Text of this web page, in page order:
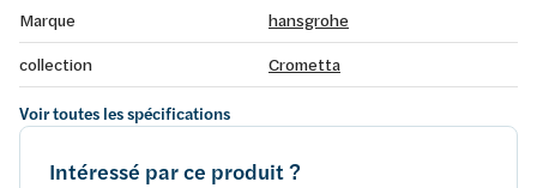
Marque
hansgrohe
collection
Crometta
Voir toutes les spécifications
Intéressé par ce produit ?